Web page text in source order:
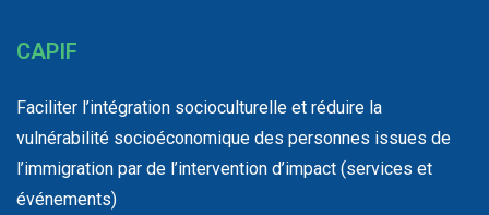
CAPIF
Faciliter l’intégration socioculturelle et réduire la
vulnérabilité socioéconomique des personnes issues de
l’immigration par de l’intervention d’impact (services et
événements)